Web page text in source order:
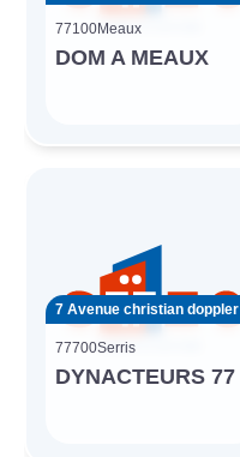
77100Meaux
DOM A MEAUX
7 Avenue christian doppler
77700Serris
DYNACTEURS 77